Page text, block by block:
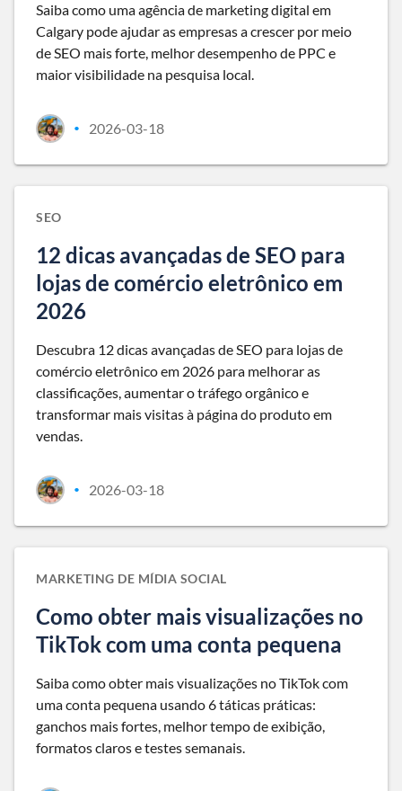
Saiba como uma agência de marketing digital em
Calgary pode ajudar as empresas a crescer por meio
de SEO mais forte, melhor desempenho de PPC e
maior visibilidade na pesquisa local.
• 2026-03-18
SEO
12 dicas avançadas de SEO para
lojas de comércio eletrônico em
2026
Descubra 12 dicas avançadas de SEO para lojas de
comércio eletrônico em 2026 para melhorar as
classificações, aumentar o tráfego orgânico e
transformar mais visitas à página do produto em
vendas.
• 2026-03-18
MARKETING DE MÍDIA SOCIAL
Como obter mais visualizações no
TikTok com uma conta pequena
Saiba como obter mais visualizações no TikTok com
uma conta pequena usando 6 táticas práticas:
ganchos mais fortes, melhor tempo de exibição,
formatos claros e testes semanais.